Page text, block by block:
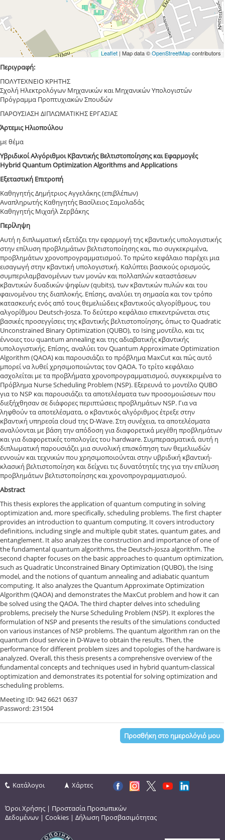
Leaflet| Map data ©OpenStreetMapcontributors
Περιγραφή:
ΠΟΛΥΤΕΧΝΕΙΟ ΚΡΗΤΗΣ
Σχολή Ηλεκτρολόγων Μηχανικών και Μηχανικών Υπολογιστών
Πρόγραμμα Προπτυχιακών Σπουδών
ΠΑΡΟΥΣΙΑΣΗ ΔΙΠΛΩΜΑΤΙΚΗΣ ΕΡΓΑΣΙΑΣ
Άρτεμις Ηλιοπούλου
με θέμα
Υβριδικοί Αλγόριθμοι Κβαντικής Βελτιστοποίησης και Εφαρμογές
Hybrid Quantum Optimization Algorithms and Applications
Εξεταστική Επιτροπή
Καθηγητής Δημήτριος Αγγελάκης (επιβλέπων)
Αναπληρωτής Καθηγητής Βασίλειος Σαμολαδάς
Καθηγητής Μιχαήλ Ζερβάκης
Περίληψη
Αυτή η διπλωματική εξετάζει την εφαρμογή της κβαντικής υπολογιστικής
στην επίλυση προβλημάτων βελτιστοποίησης και, πιο συγκεκριμένα,
προβλημάτων χρονοπρογραμματισμού. Το πρώτο κεφάλαιο παρέχει μια
εισαγωγή στην κβαντική υπολογιστική. Καλύπτει βασικούς ορισμούς,
συμπεριλαμβανομένων των μονών και πολλαπλών καταστάσεων
κβαντικών δυαδικών ψηφίων (qubits), των κβαντικών πυλών και του
φαινομένου της διαπλοκής. Επίσης, αναλύει τη σημασία και τον τρόπο
κατασκευής ενός από τους θεμελιώδεις κβαντικούς αλγορίθμους, του
αλγορίθμου Deutsch-Josza. Το δεύτερο κεφάλαιο επικεντρώνεται στις
βασικές προσεγγίσεις της κβαντικής βελτιστοποίησης, όπως το Quadratic
Unconstrained Binary Optimization (QUBO), το Ising μοντέλο, και τις
έννοιες του quantum annealing και της αδιαβατικής κβαντικής
υπολογιστικής. Επίσης, αναλύει τον Quantum Approximate Optimization
Algorithm (QAOA) και παρουσιάζει το πρόβλημα MaxCut και πώς αυτό
μπορεί να λυθεί χρησιμοποιώντας τον QAOA. Το τρίτο κεφάλαιο
ασχολείται με τα προβλήματα χρονοπρογραμματισμού, συγκεκριμένα το
Πρόβλημα Nurse Scheduling Problem (NSP). Εξερευνά το μοντέλο QUBO
για το NSP και παρουσιάζει τα αποτελέσματα των προσομοιώσεων που
διεξήχθησαν σε διάφορες περιπτώσεις προβλημάτων NSP. Για να
ληφθούν τα αποτελέσματα, ο κβαντικός αλγόριθμος έτρεξε στην
κβαντική υπηρεσία cloud της D-Wave. Στη συνέχεια, τα αποτελέσματα
αναλύονται με βάση την απόδοση για διαφορετικά μεγέθη προβλημάτων
και για διαφορετικές τοπολογίες του hardware. Συμπερασματικά, αυτή η
διπλωματική παρουσιάζει μια συνολική επισκόπηση των θεμελιωδών
εννοιών και τεχνικών που χρησιμοποιούνται στην υβριδική κβαντική-
κλασική βελτιστοποίηση και δείχνει τις δυνατότητές της για την επίλυση
προβλημάτων βελτιστοποίησης και χρονοπρογραμματισμού.
Abstract
This thesis explores the application of quantum computing in solving
optimization and, more specifically, scheduling problems. The first chapter
provides an introduction to quantum computing. It covers introductory
definitions, including single and multiple qubit states, quantum gates, and
entanglement. It also analyzes the construction and importance of one of
the fundamental quantum algorithms, the Deutsch-Josza algorithm. The
second chapter focuses on the basic approaches to quantum optimization,
such as Quadratic Unconstrained Binary Optimization (QUBO), the Ising
model, and the notions of quantum annealing and adiabatic quantum
computing. It also analyzes the Quantum Approximate Optimization
Algorithm (QAOA) and demonstrates the MaxCut problem and how it can
be solved using the QAOA. The third chapter delves into scheduling
problems, precisely the Nurse Scheduling Problem (NSP). It explores the
formulation of NSP and presents the results of the simulations conducted
on various instances of NSP problems. The quantum algorithm ran on the
quantum cloud service in D-Wave to obtain the results. Then, the
performance for different problem sizes and topologies of the hardware is
analyzed. Overall, this thesis presents a comprehensive overview of the
fundamental concepts and techniques used in hybrid quantum-classical
optimization and demonstrates its potential for solving optimization and
scheduling problems.
Meeting ID: 942 6621 0637
Password: 231504
Προσθήκη στο ημερολόγιό μου
Κατάλογοι Χάρτες
Όροι Χρήσης | Προστασία Προσωπικών
Δεδομένων | Cookies | Δήλωση Προσβασιμότητας